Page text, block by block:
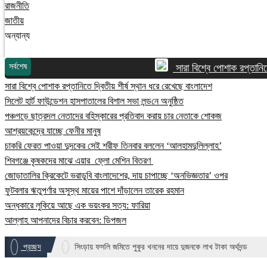
রাজনীতি
জাতীয়
অন্যান্য
সর্বশেষ সারা বিশ্বে পোশাক
সারা বিশ্বে পোশাক রপ্তানিতে দ্বিতীয় শীর্ষ স্থান ধরে রেখেছে বাংলাদেশ
সিলেট হার্ট ফাউন্ডেশন হাসপাতালের বিশাল সভা লন্ড‌নে অনুষ্ঠিত
পঞ্চগড়ে ছাত্রদল নেতাদের বহিস্কারের প্রতিবাদ করায় চার নেতাকে শোকজ
আশ্রয়কেন্দ্রে যাচ্ছে ফেনীর মানুষ
চাকরি ফেরত পাওয়া দুদকের সেই শরীফ তিনবার বললেন ‘আলহামদুলিল্লাহ’
শিবগঞ্জে কৃষকদের মাঝে এয়ার ফ্লো মেশিন বিতরণ
জোড়াতালির ক্রিকেটে ভরাডুবি বাংলাদেশের, দায় চাপাচ্ছে ‘অনভিজ্ঞতার’ ওপর
ফুটবলার ঋতুপর্ণার অসুস্থ মায়ের পাশে দাঁড়ালেন তারেক রহমান
অন্ধকারে লুকিয়ে আছে এক ভয়ংকর সত্য: ফারিয়া
আল্লাহ আপনাদের বিচার করবেন: ডিপজল
প্রচ্ছদ সিংড়ায় ফসলি জমিতে পুকুর খননের দায়ে দুজনকে লাখ টাকা অর্থদন্ড